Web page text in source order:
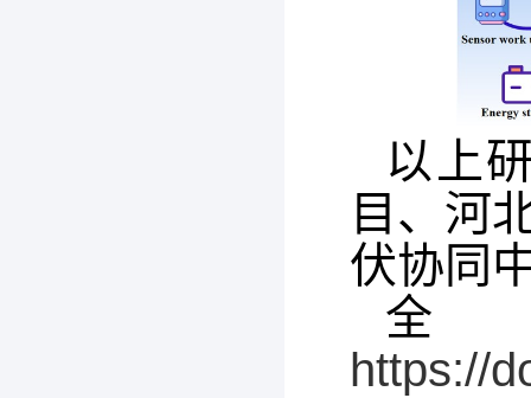
以上
目、河
伏协同
https://